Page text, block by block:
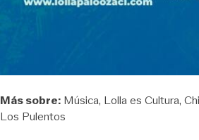
Más sobre: Música Lolla es Cultura
Los Pulentos